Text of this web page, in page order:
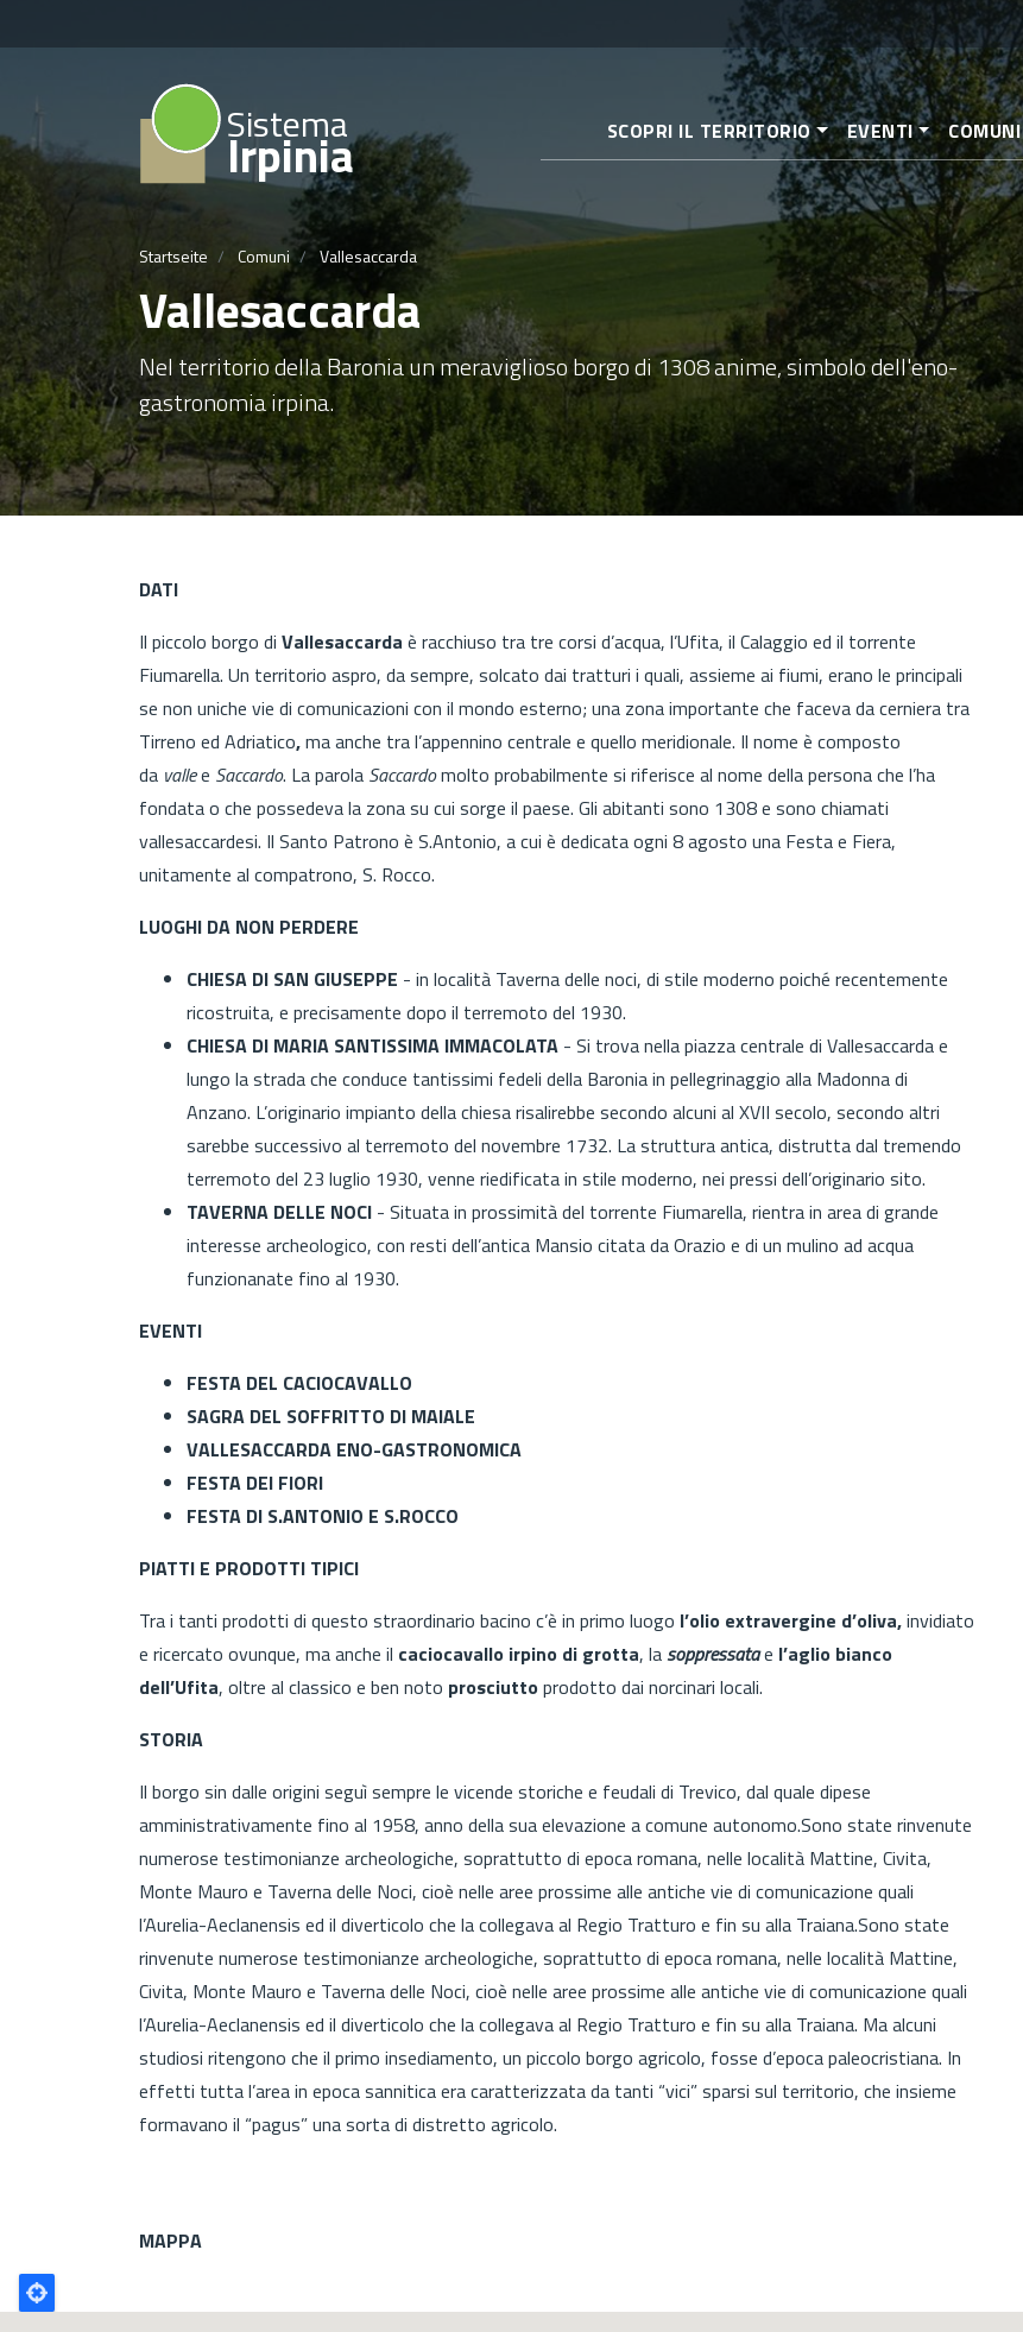
Direkt
zum
Inhalt
Sistema
Irpinia SCOPRI IL TERRITORIO EVENTI COMUNI
Startseite Comuni Vallesaccarda
Vallesaccarda
Nel territorio della Baronia un meraviglioso borgo di 1308 anime, simbolo dell'eno-
gastronomia irpina.
DATI
Il piccolo borgo di Vallesaccarda è racchiuso tra tre corsi d’acqua, l’Ufita, il Calaggio ed il torrente
Fiumarella. Un territorio aspro, da sempre, solcato dai tratturi i quali, assieme ai fiumi, erano le principali
se non uniche vie di comunicazioni con il mondo esterno; una zona importante che faceva da cerniera tra
Tirreno ed Adriatico,ma anche tra l’appennino centrale e quello meridionale. Il nome è composto
da vallee Saccardo. La parola Saccardomolto probabilmente si riferisce al nome della persona che l’ha
fondata o che possedeva la zona su cui sorge il paese. Gli abitanti sono 1308 e sono chiamati
vallesaccardesi. Il Santo Patrono è S.Antonio, a cui è dedicata ogni 8 agosto una Festa e Fiera,
unitamente al compatrono, S. Rocco.
LUOGHI DA NON PERDERE
CHIESA DI SAN GIUSEPPE - in località Taverna delle noci, di stile moderno poiché recentemente
ricostruita, e precisamente dopo il terremoto del 1930.
CHIESA DI MARIA SANTISSIMA IMMACOLATA - Si trova nella piazza centrale di Vallesaccarda e
lungo la strada che conduce tantissimi fedeli della Baronia in pellegrinaggio alla Madonna di
Anzano. L’originario impianto della chiesa risalirebbe secondo alcuni al XVII secolo, secondo altri
sarebbe successivo al terremoto del novembre 1732. La struttura antica, distrutta dal tremendo
terremoto del 23 luglio 1930, venne riedificata in stile moderno, nei pressi dell’originario sito.
TAVERNA DELLE NOCI - Situata in prossimità del torrente Fiumarella, rientra in area di grande
interesse archeologico, con resti dell’antica Mansio citata da Orazio e di un mulino ad acqua
funzionanate fino al 1930.
EVENTI
FESTA DEL CACIOCAVALLO
SAGRA DEL SOFFRITTO DI MAIALE
VALLESACCARDA ENO-GASTRONOMICA
FESTA DEI FIORI
FESTA DI S.ANTONIO E S.ROCCO
PIATTI E PRODOTTI TIPICI
Tra i tanti prodotti di questo straordinario bacino c’è in primo luogo l’olio extravergine d’oliva,invidiato
e ricercato ovunque, ma anche il caciocavallo irpino di grotta, lasoppressatae l’aglio bianco
dell’Ufita, oltre al classico e ben noto prosciuttoprodotto dai norcinari locali.
STORIA
Il borgo sin dalle origini seguì sempre le vicende storiche e feudali di Trevico, dal quale dipese
amministrativamente fino al 1958, anno della sua elevazione a comune autonomo.Sono state rinvenute
numerose testimonianze archeologiche, soprattutto di epoca romana, nelle località Mattine, Civita,
Monte Mauro e Taverna delle Noci, cioè nelle aree prossime alle antiche vie di comunicazione quali
l’Aurelia-Aeclanensis ed il diverticolo che la collegava al Regio Tratturo e fin su alla Traiana.Sono state
rinvenute numerose testimonianze archeologiche, soprattutto di epoca romana, nelle località Mattine,
Civita, Monte Mauro e Taverna delle Noci, cioè nelle aree prossime alle antiche vie di comunicazione quali
l’Aurelia-Aeclanensis ed il diverticolo che la collegava al Regio Tratturo e fin su alla Traiana. Ma alcuni
studiosi ritengono che il primo insediamento, un piccolo borgo agricolo, fosse d’epoca paleocristiana. In
effetti tutta l’area in epoca sannitica era caratterizzata da tanti “vici” sparsi sul territorio, che insieme
formavano il “pagus” una sorta di distretto agricolo.
MAPPA
Poligono
GEO